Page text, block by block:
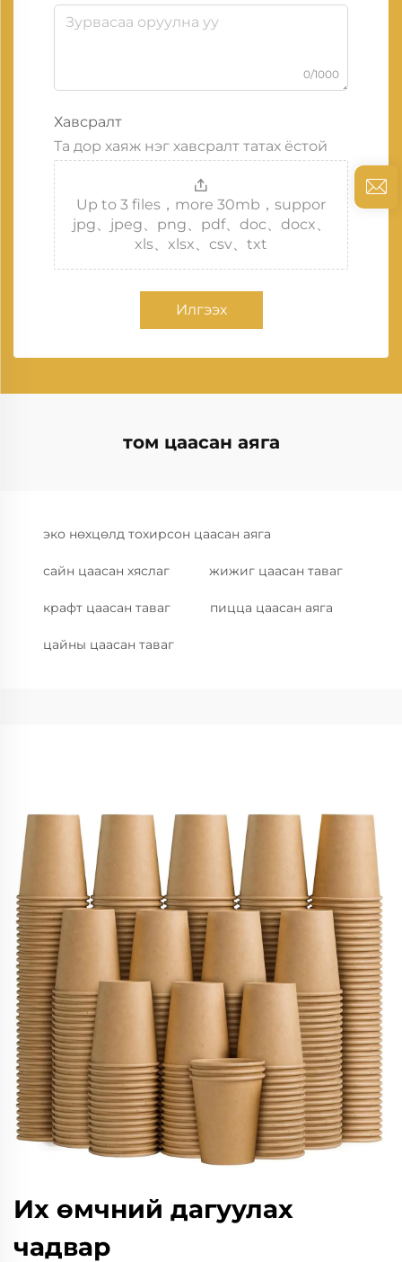
0/1000
Хавсралт
Та дор хаяж нэг хавсралт татах ёстой
Up to 3 files，more 30mb，suppor
jpg、jpeg、png、pdf、doc、docx、
xls、xlsx、csv、txt
Илгээх
том цаасан аяга
эко нөхцөлд тохирсон цаасан аяга
сайн цаасан хяслаг жижиг цаасан таваг
крафт цаасан таваг пицца цаасан аяга
цайны цаасан таваг
Их өмчний дагуулах
чадвар